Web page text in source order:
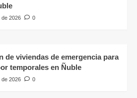
de 2026 0
de viviendas de emergencia para
temporales en Ñuble
de 2026 0